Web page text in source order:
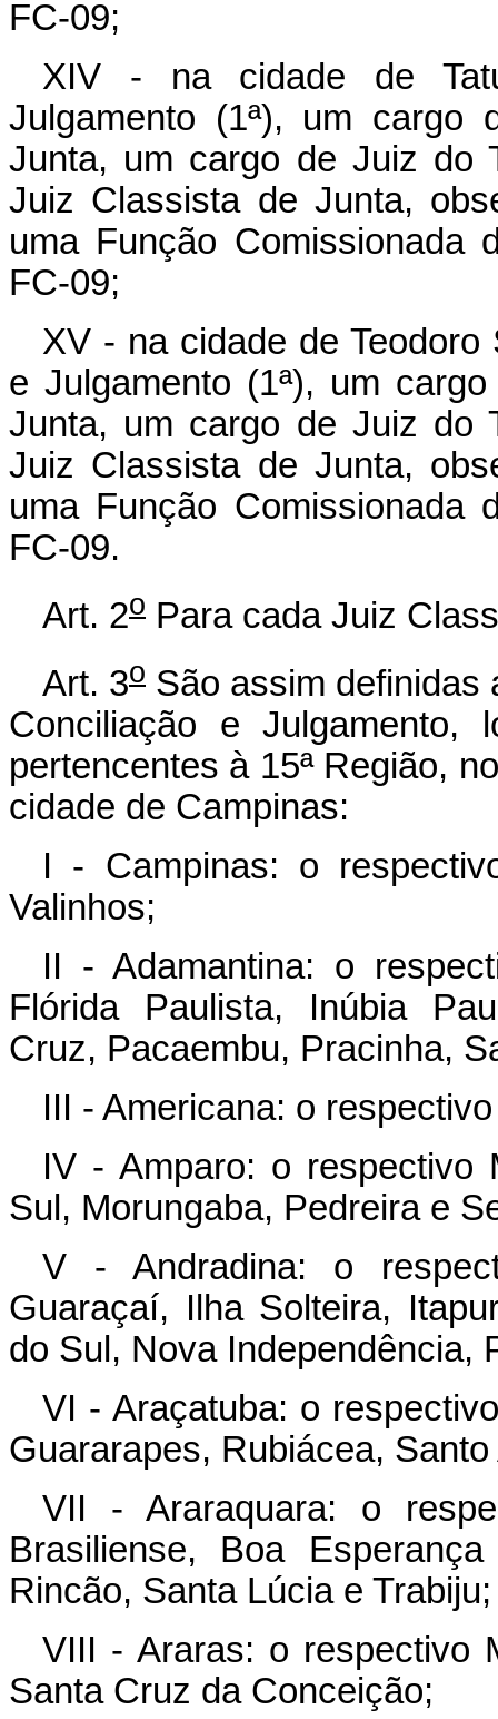
FC-09;
XIV - na cidade de
Julgamento (1ª), um cargo
Junta, um cargo de Juiz do
Juiz Classista de Junta,
uma Função
FC-09;
XV - na cidade de
e Julgamento (1ª), um
Junta, um cargo de Juiz do
Juiz Classista de Junta,
uma Função
FC-09.
Art. 2o Para cada Juiz
Art. 3o São assim definidas
Conciliação e Julgamento,
pertencentes à 15ª Região,
cidade de Campinas:
I - Campinas: o
Valinhos;
II - Adamantina: o
Flórida Paulista, Inúbia
Cruz, Pacaembu, Pracinha,
III - Americana: o
IV - Amparo: o respectivo
Sul, Morungaba, Pedreira e
V - Andradina: o
Guaraçaí, Ilha Solteira,
do Sul, Nova Independência,
VI - Araçatuba: o
Guararapes, Rubiácea,
VII - Araraquara: o
Brasiliense, Boa
Rincão, Santa Lúcia e Trabiju;
VIII - Araras: o respectivo
Santa Cruz da Conceição;